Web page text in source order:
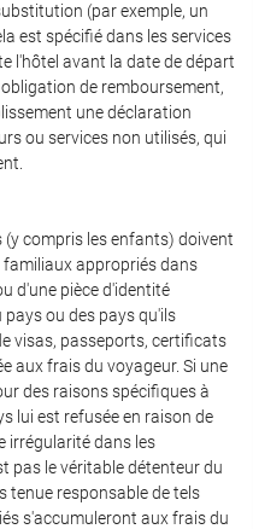
(par exemple, un
est spécifié dans les services
l'hôtel avant la date de départ
de remboursement,
une déclaration
ou services non utilisés, qui
(y compris les enfants) doivent
appropriés dans
d'une pièce d'identité
ou des pays qu'ils
visas, passeports, certificats
aux frais du voyageur. Si une
des raisons spécifiques à
lui est refusée en raison de
irrégularité dans les
pas le véritable détenteur du
tenue responsable de tels
s'accumuleront aux frais du